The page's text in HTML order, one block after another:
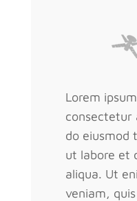
Lorem
consectetur
do eiusmod
ut labore et
aliqua. Ut
veniam,